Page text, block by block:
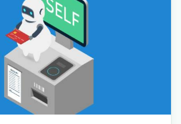
際に休みが取得できることを、たとえ短い
文章にして示すことです。これだけで、子
ことを考える看護師の方々が感じる応募へ
を、大きく下げることが期待できます。実
ニックや訪問看護、介護施設などでも「学
ださい」「急なお休みは皆で助け合いまし
的なメッセージを掲げている例は、探して
。例えば、採用ページに「学校行事優先」
るクリニックや、「時間単位の有給休暇を